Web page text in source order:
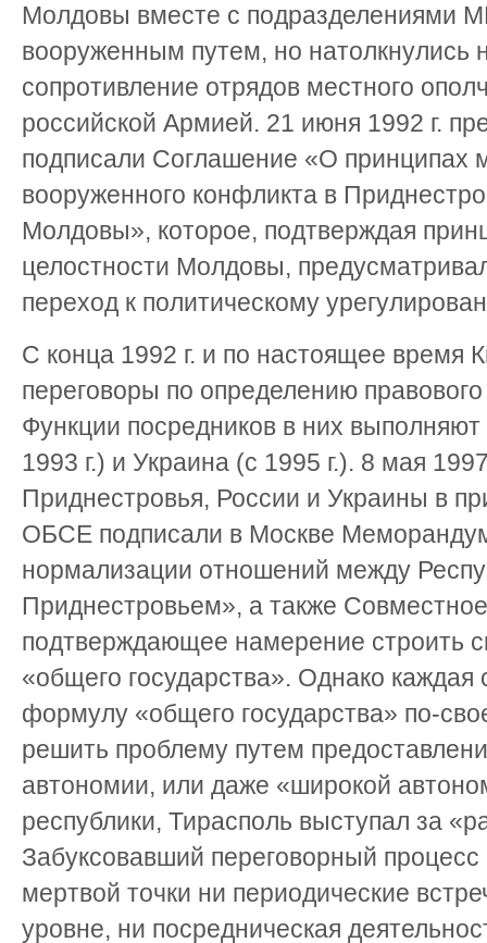
Молдовы вместе с подразделениями
вооруженным путем, но натолкнулись
сопротивление отрядов местного
российской Армией. 21 июня 1992 г.
подписали Соглашение «О принципах
вооруженного конфликта в
Молдовы», которое, подтверждая
целостности Молдовы,
переход к политическому
С конца 1992 г. и по настоящее время
переговоры по определению
Функции посредников в них
1993 г.) и Украина (с 1995 г.). 8 мая
Приднестровья, России и Украины в
ОБСЕ подписали в Москве
нормализации отношений между
Приднестровьем», а также
подтверждающее намерение строить
«общего государства». Однако каждая
формулу «общего государства» по-
решить проблему путем
автономии, или даже «широкой
республики, Тирасполь выступал за
Забуксовавший переговорный процесс
мертвой точки ни периодические
уровне, ни посредническая